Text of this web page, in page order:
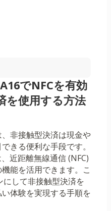
でNFCを有効
を使用する方法
非接触型決済は現金や
きる便利な手段です。
近距離無線通信 (NFC)
能を活用できます。こ
にして非接触型決済を
体験を実現する手順を